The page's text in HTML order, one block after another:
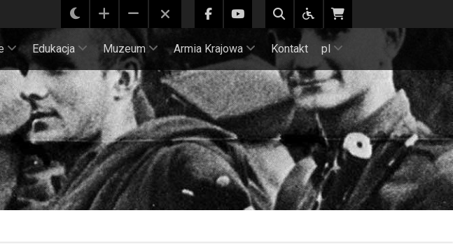
Edukacja Muzeum Armia Krajowa Kontakt pl